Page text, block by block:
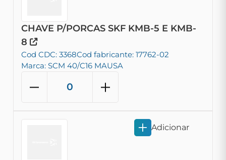
CHAVE P/PORCAS SKF KMB-5 E KMB-
8
Cod CDC: 3368Cod fabricante: 17762-02
Marca: SCM 40/C16 MAUSA
Adicionar